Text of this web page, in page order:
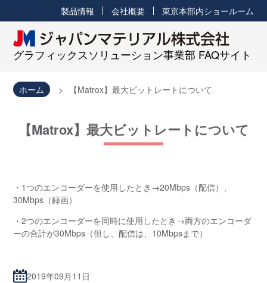
グラフィックスソリューション事業部 FAQサイト
製品情報 会社概要 東京本部内ショールーム
ホーム 【Matrox】最大ビットレートについて
【Matrox】最大ビットレートについて
・1つのエンコーダーを使用したとき→20Mbps（配信）、
30Mbps（録画）
・2つのエンコーダーを同時に使用したとき→両方のエンコーダ
ーの合計が30Mbps（但し、配信は、10Mbpsまで）
2019年09月11日